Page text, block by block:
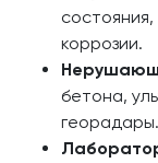
коррозии.
бетона,
георадары.